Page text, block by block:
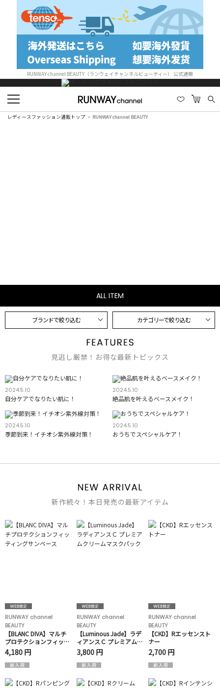
RUNWAY channel BEAUTY（ランウェイチャンネルビューティー） 公式通販
レディースファッション通販トップ RUNWAY channel BEAUTY
ALL ITEM
ブランドで絞り込む カテゴリーで絞り込む
見逃し厳禁！お得な最新トピックス
2024.5.10
自分ケアでなりたい肌に！
2024.5.10
絶品肌を叶えるベースメイク！
2024.5.10
季節到来！イチオシ紫外線対策！
2024.5.10
おうちでスペシャルケア！
新作続々！本日発売の最新アイテム
RUNWAY channel
BEAUTY
【BLANC DIVA】マルチ
プロテクションフィッテ
ィングサンベース
4,180 円
RUNWAY channel
BEAUTY
【Luminous Jade】ラデ
ィアンスＣ プレミアムク
リームマスクパック
3,800 円
RUNWAY channel
BEAUTY
【CKD】Rエッセンスト
ナー
2,700 円